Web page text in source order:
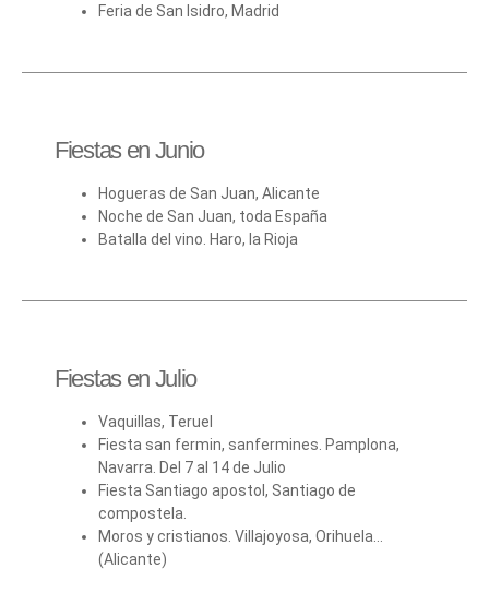
Feria de San Isidro, Madrid
Fiestas en Junio
Hogueras de San Juan, Alicante
Noche de San Juan, toda España
Batalla del vino. Haro, la Rioja
Fiestas en Julio
Vaquillas, Teruel
Fiesta san fermin, sanfermines. Pamplona,
Navarra. Del 7 al 14 de Julio
Fiesta Santiago apostol, Santiago de
compostela.
Moros y cristianos. Villajoyosa, Orihuela…
(Alicante)